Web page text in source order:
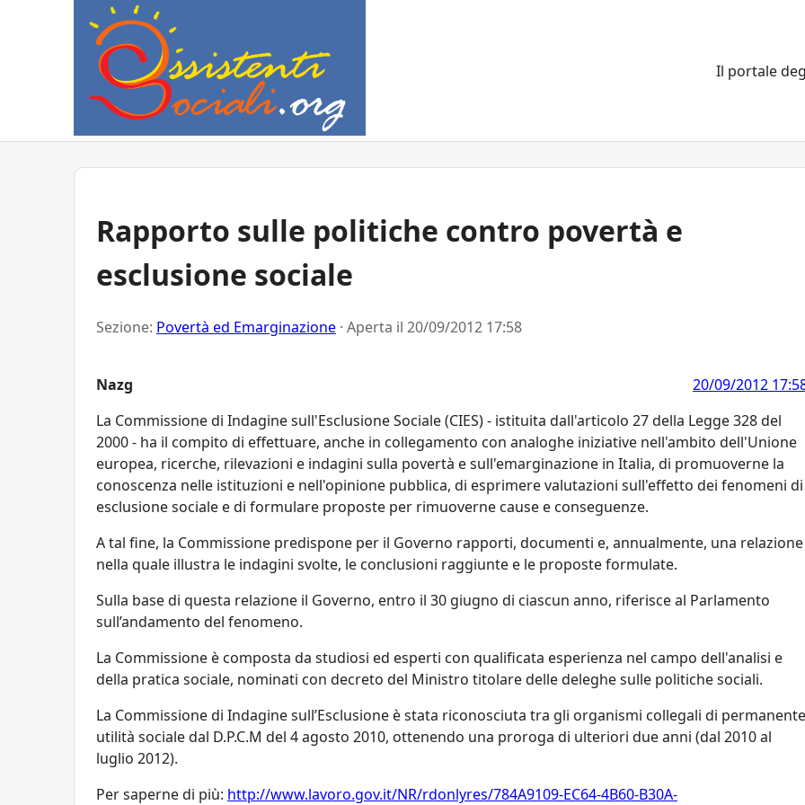
Il portale
Rapporto sulle politiche contro povertà e
esclusione sociale
Sezione: Povertà ed Emarginazione · Aperta il 20/09/2012 17:58
Nazg
20/09/2012
La Commissione di Indagine sull'Esclusione Sociale (CIES) - istituita dall'articolo 27 della Legge 328 del
2000 - ha il compito di effettuare, anche in collegamento con analoghe iniziative nell'ambito dell'Unione
europea, ricerche, rilevazioni e indagini sulla povertà e sull'emarginazione in Italia, di promuoverne la
conoscenza nelle istituzioni e nell'opinione pubblica, di esprimere valutazioni sull'effetto dei fenomeni di
esclusione sociale e di formulare proposte per rimuoverne cause e conseguenze.
A tal fine, la Commissione predispone per il Governo rapporti, documenti e, annualmente, una relazione
nella quale illustra le indagini svolte, le conclusioni raggiunte e le proposte formulate.
Sulla base di questa relazione il Governo, entro il 30 giugno di ciascun anno, riferisce al Parlamento
sull’andamento del fenomeno.
La Commissione è composta da studiosi ed esperti con qualificata esperienza nel campo dell'analisi e
della pratica sociale, nominati con decreto del Ministro titolare delle deleghe sulle politiche sociali.
La Commissione di Indagine sull’Esclusione è stata riconosciuta tra gli organismi collegali di permanente
utilità sociale dal D.P.C.M del 4 agosto 2010, ottenendo una proroga di ulteriori due anni (dal 2010 al
luglio 2012).
Per saperne di più: http://www.lavoro.gov.it/NR/rdonlyres/784A9109-EC64-4B60-B30A-